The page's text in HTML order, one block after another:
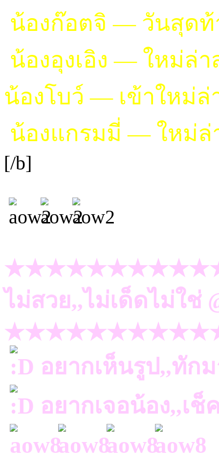
น้องก๊อตจิ — วันสุดท้
น้องอุงเอิง — ใหม่ล่า
น้องโบว์ — เข้าใหม่ล่
น้องแกรมมี่ — ใหม่ล่
[/b]
ไม่สวย,,ไม่เด็ดไม่ใช่
อยากเห็นรูป,,ทัก
อยากเจอน้อง,,เช็